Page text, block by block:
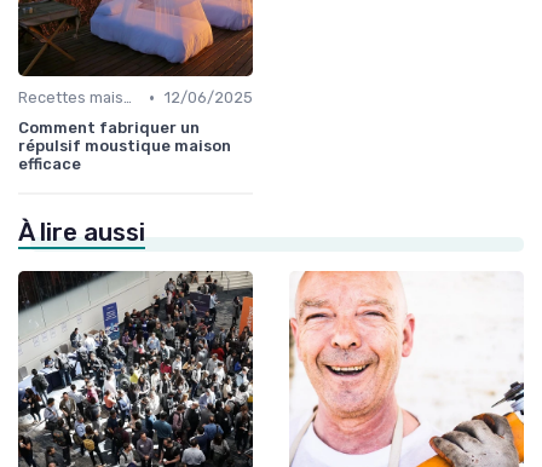
Recettes maisons • 12/06/2025
Comment fabriquer un
répulsif moustique maison
efficace
À lire aussi